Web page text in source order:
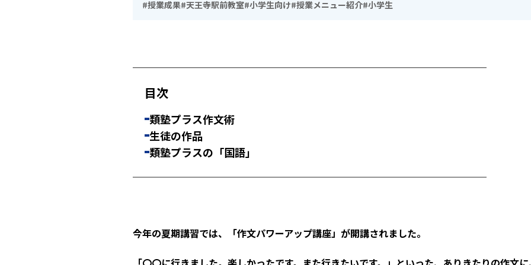
#授業成果#天王寺駅前教室#小学生向け#授業メニュー紹介#小学生
目次
類塾プラス作文術
生徒の作品
類塾プラスの「国語」
今年の夏期講習では、「作文パワーアップ講座」が開講されました。